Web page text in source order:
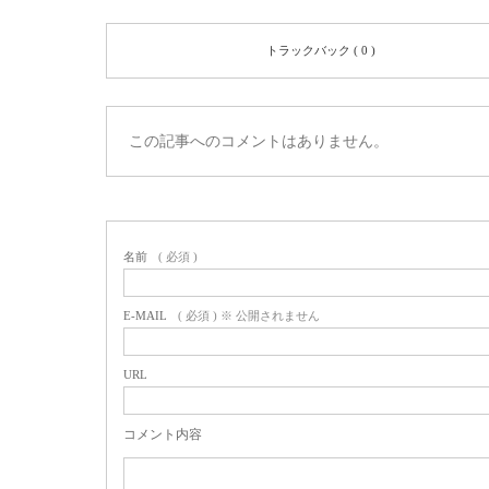
トラックバック ( 0 )
この記事へのコメントはありません。
名前 ( 必須 )
E-MAIL ( 必須 ) ※ 公開されません
URL
コメント内容